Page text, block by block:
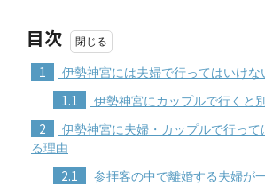
目次
1 伊勢神宮には夫婦で行ってはいけな
1.1 伊勢神宮にカップルで行くと
2
伊勢神宮に夫婦・カップルで行って
る理由
2.1 参拝客の中で離婚する夫婦が